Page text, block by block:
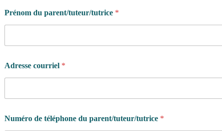
Prénom du parent/tuteur/tutrice *
Adresse courriel *
Numéro de téléphone du parent/tuteur/tutrice *